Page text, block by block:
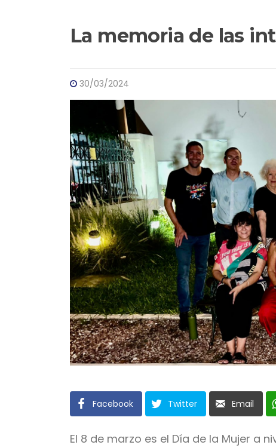
La memoria de las
30/03/2024
Facebook Twitter Email
El 8 de marzo es el Día de la Mujer a